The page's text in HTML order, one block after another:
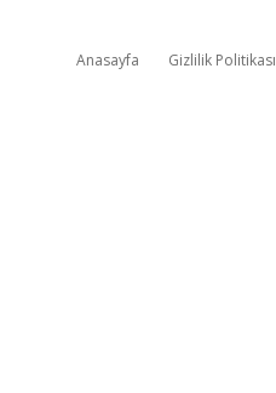
Anasayfa Gizlilik Politikası